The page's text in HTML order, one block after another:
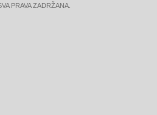
PRAVA ZADRŽANA.